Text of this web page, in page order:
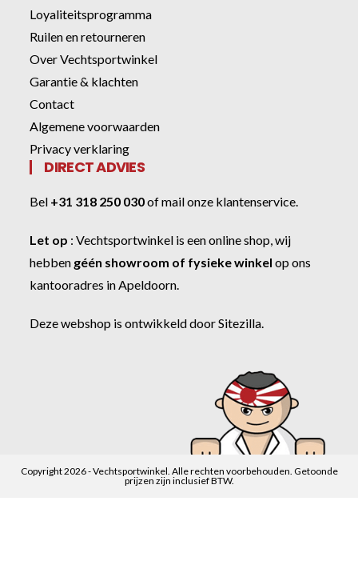
Loyaliteitsprogramma
Ruilen en retourneren
Over Vechtsportwinkel
Garantie & klachten
Contact
Algemene voorwaarden
Privacy verklaring
DIRECT ADVIES
Bel +31 318 250 030ofmail onze klantenservice
Let op :Vechtsportwinkel is een online shop, wij
hebben géén showroom of fysieke winkel op ons
kantooradres in Apeldoorn.
Deze webshop is ontwikkeld doorSitezilla
Copyright 2026 - Vechtsportwinkel. Alle rechten voorbehouden. Getoonde
prijzen zijn inclusief BTW.